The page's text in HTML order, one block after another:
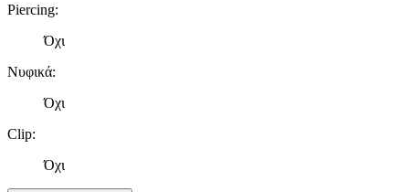
Piercing:
Όχι
Νυφικά:
Όχι
Clip:
Όχι